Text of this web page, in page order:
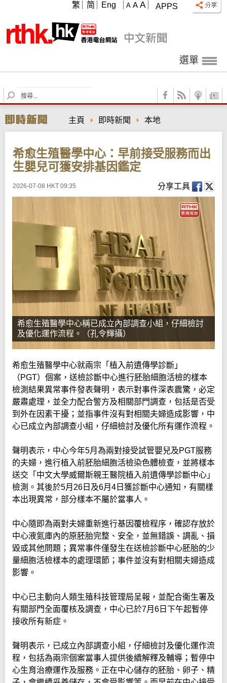
APPS
A A A
繁 简 Eng
選單
S
e
r
c
主頁 即時新聞 本地
希愈生殖醫學中心：早前接受服務而出
生嬰兒可獲安排基因鑑定
2026-07-08 HKT 09:35 分享工具
希愈生殖醫學中心稱已成立內部調查小組，仔細檢討
及優化運作流程。（孔令輝攝）
希愈生殖醫學中心就兩宗「植入前遺傳學診斷」
（PGT）個案，送檢診斷中心進行胚胎細胞活檢的樣本
檢測結果異常事件發表聲明，表示對事件深表震驚，必定
嚴肅處理，並全力配合警方及相關部門調查，包括是否受
到外在因素干擾；並指事件沒有對相關夫婦造成影響，中
心已成立內部調查小組，仔細檢討及優化所有運作流程。
聲明表示，中心今年5月為兩對接受試管嬰兒及PGT服務
的夫婦，進行植入前胚胎細胞活檢染色體檢查，並將樣本
送交「中文大學威爾斯親王醫院植入前遺傳學診斷中心」
檢測。其後於5月26日及6月4日獲診斷中心通知，有關樣
本出現異常，部分樣本不屬於當事人。
中心隨即為兩對夫婦重新進行基因覆檢程序，確認存放於
中心液氮庫內的原胚胎完整、安全，並無錯誤、調亂、損
毀或其他問題；異常事件僅發生在送檢診斷中心胚胎的少
量細胞活檢樣本的處理環節；事件並沒有對相關夫婦造成
影響。
中心已主動向人類生殖科技管理局呈報，並配合衞生署及
有關部門全面覆核及調查，中心已於7月6日下午起暫停
接收所有新症。
聲明表示，已成立內部調查小組，仔細檢討及優化運作流
程，包括為兩宗個案當事人提供後續解釋及輔導；暫停中
心生育治療運作及服務。正在中心儲存的胚胎、卵子、精